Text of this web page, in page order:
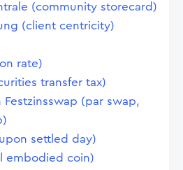
(community storecard)
(client centricity)
rate)
transfer tax)
Festzinsswap (par swap,
settled day)
embodied coin)